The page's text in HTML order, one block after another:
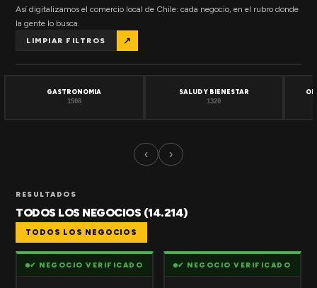
Así digitalizamos el comercio local de Chile: cada negocio, en el rubro donde
la gente lo busca.
LIMPIAR FILTROS ↗
GASTRONOMIA
1508
SALUD Y BIENESTAR
1320
‹ ›
RESULTADOS
TODOS LOS NEGOCIOS (14.214)
TODOS LOS NEGOCIOS
✔ NEGOCIO VERIFICADO ✔ NEGOCIO VERIFICADO